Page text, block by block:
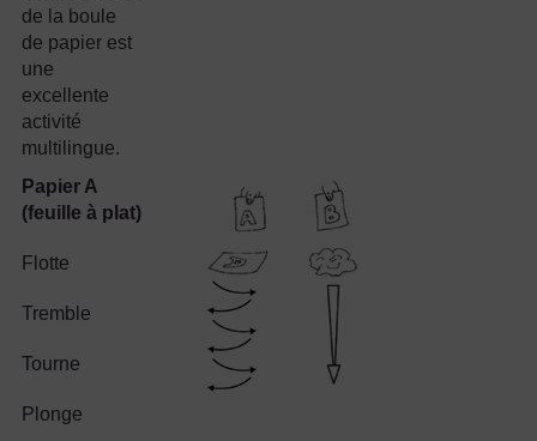
de la boule
de papier est
une
excellente
activité
multilingue.
Papier A
(feuille à plat)
Flotte
Tremble
Tourne
Plonge